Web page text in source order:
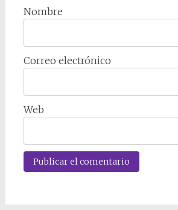
Nombre
Correo electrónico
Web